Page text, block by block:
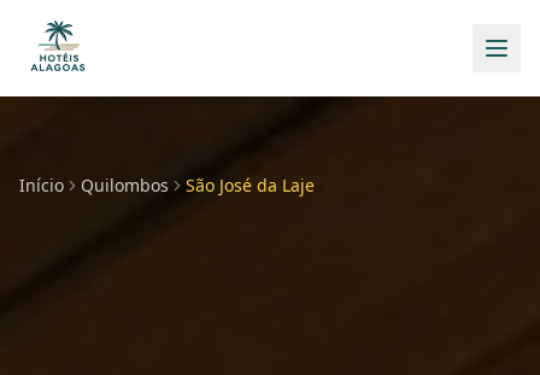
Início Quilombos São José da Laje